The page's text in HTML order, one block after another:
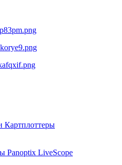
Картплоттеры
Panoptix LiveScope